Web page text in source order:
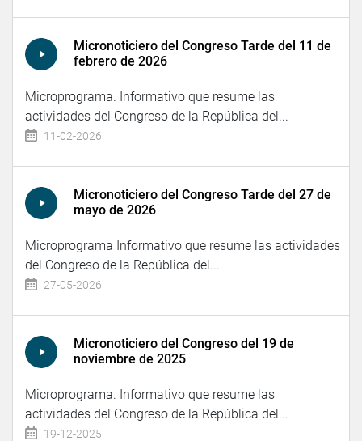
Micronoticiero del Congreso Tarde del 11 de
febrero de 2026
Microprograma. Informativo que resume las
actividades del Congreso de la República del...
11-02-2026
Micronoticiero del Congreso Tarde del 27 de
mayo de 2026
Microprograma Informativo que resume las actividades
del Congreso de la República del...
27-05-2026
Micronoticiero del Congreso del 19 de
noviembre de 2025
Microprograma. Informativo que resume las
actividades del Congreso de la República del...
19-12-2025